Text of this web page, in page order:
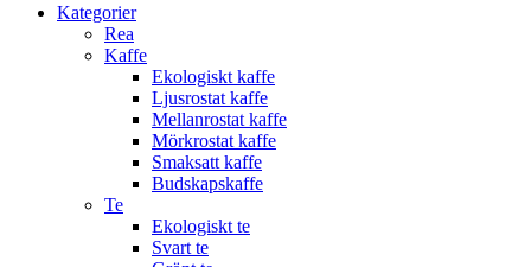
Kategorier
Rea
Kaffe
Ekologiskt kaffe
Ljusrostat kaffe
Mellanrostat kaffe
Mörkrostat kaffe
Smaksatt kaffe
Budskapskaffe
Te
Ekologiskt te
Svart te